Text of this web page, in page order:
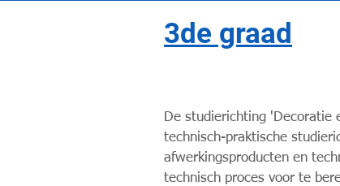
3de graad
De studierichting 'Decoratie
technisch-praktische
afwerkingsproducten en
technisch proces voor te